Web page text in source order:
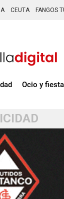
CEUTA FANGOS
Ocio y